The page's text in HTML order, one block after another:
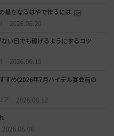
星をなるはやで作るには
2026.06.20
ない日でも稼げるようにするコツ
2026.06.15
すめ(2026年7月ハイデル宴会前の
ア 2026.06.12
2026.06.06